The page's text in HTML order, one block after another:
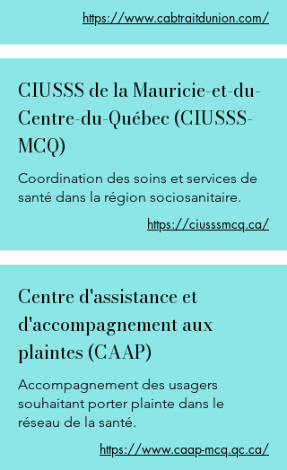
https://www.cabtraitdunion.com/
CIUSSS de la Mauricie-et-du-
Centre-du-Québec (CIUSSS-
MCQ)
Coordination des soins et services de
santé dans la région sociosanitaire.
https://ciusssmcq.ca/
Centre d'assistance et
d'accompagnement aux
plaintes (CAAP)
Accompagnement des usagers
souhaitant porter plainte dans le
réseau de la santé.
https://www.caap-mcq.qc.ca/